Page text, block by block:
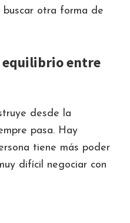
buscar otra forma de
equilibrio entre
desde la
pasa. Hay
tiene más poder
difícil negociar con